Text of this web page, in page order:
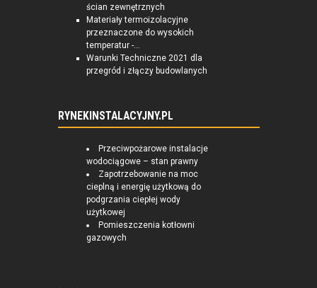
ścian zewnętrznych
Materiały termoizolacyjne
przeznaczone do wysokich
temperatur -...
Warunki Techniczne 2021 dla
przegród i złączy budowlanych
RYNEKINSTALACYJNY.PL
Przeciwpożarowe instalacje
wodociągowe – stan prawny
Zapotrzebowanie na moc
cieplną i energię użytkową do
podgrzania ciepłej wody
użytkowej
Pomieszczenia kotłowni
gazowych